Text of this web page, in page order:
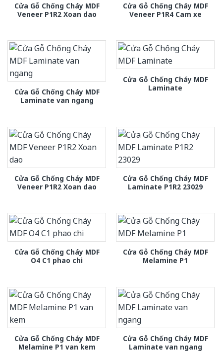
Cửa Gỗ Chống Cháy MDF
Veneer P1R2 Xoan dao
Cửa Gỗ Chống Cháy MDF
Veneer P1R4 Cam xe
Cửa Gỗ Chống Cháy MDF
Laminate van ngang
Cửa Gỗ Chống Cháy MDF
Laminate
Cửa Gỗ Chống Cháy MDF
Veneer P1R2 Xoan dao
Cửa Gỗ Chống Cháy MDF
Laminate P1R2 23029
Cửa Gỗ Chống Cháy MDF
O4 C1 phao chi
Cửa Gỗ Chống Cháy MDF
Melamine P1
Cửa Gỗ Chống Cháy MDF
Melamine P1 van kem
Cửa Gỗ Chống Cháy MDF
Laminate van ngang